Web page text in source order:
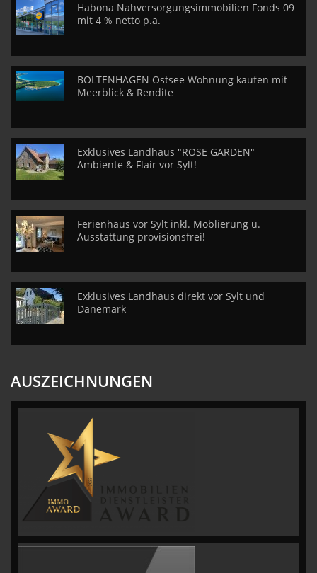
Habona Nahversorgungsimmobilien Fonds 09
mit 4 % netto p.a.
BOLTENHAGEN Ostsee Wohnung kaufen mit
Meerblick & Rendite
Exklusives Landhaus "ROSE GARDEN"
Ambiente & Flair vor Sylt!
Ferienhaus vor Sylt inkl. Möblierung u.
Ausstattung provisionsfrei!
Exklusives Landhaus direkt vor Sylt und
Dänemark
AUSZEICHNUNGEN